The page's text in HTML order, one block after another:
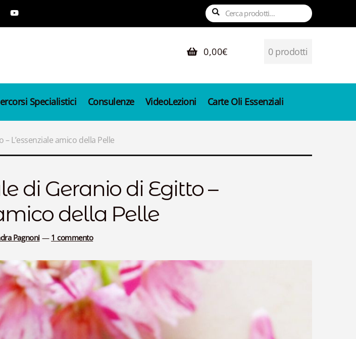
Cerca:
Cerca
0,00€ 0 prodotti
Specialistici Consulenze VideoLezioni Carte Oli Essenziali
L’essenziale amico della Pelle
di Geranio di Egitto –
della Pelle
Pagnoni —1 commento